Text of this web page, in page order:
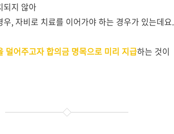
되지 않아
, 자비로 치료를 이어가야 하는 경우가 있는데요.
덜어주고자 합의금 명목으로 미리 지급하는 것이